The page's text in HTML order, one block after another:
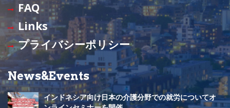
k
C
h
a
n
n
e
FAQ
Links
プライバシーポリシー
News&Events
インドネシア向け日本の介護分野での就労についてオ